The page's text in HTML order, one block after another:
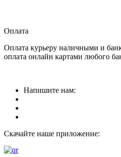
Оплата
Оплата курьеру наличными и
оплата онлайн картами любого
Напишите нам:
Скачайте наше приложение: